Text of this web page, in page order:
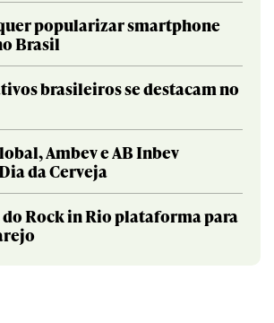
popularizar smartphone
Brasil
brasileiros se destacam no
Ambev e AB Inbev
da Cerveja
Rock in Rio plataforma para